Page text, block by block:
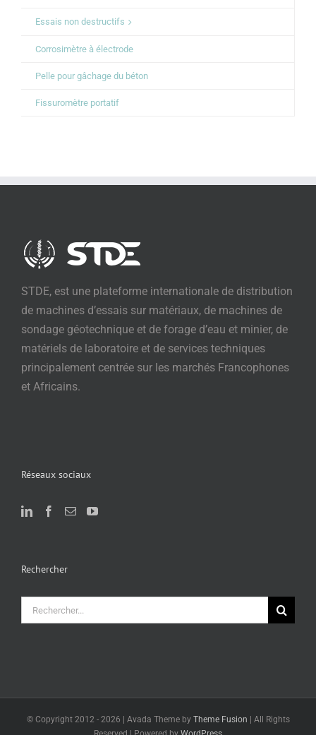
Essais non destructifs
Corrosimètre à électrode
Pelle pour gâchage du béton
Fissuromètre portatif
STDE, est une plateforme internationale de distribution
de machines d’essais sur matériaux, de machines de
sondage géotechnique et de forage d’eau et minier, de
matériels de laboratoire et de services techniques
principalement centrée sur les marchés Francophones
et Africains.
Réseaux sociaux
Rechercher
Rechercher:
© Copyright 2012 - 2026 | Avada Theme by Theme Fusion | All Rights